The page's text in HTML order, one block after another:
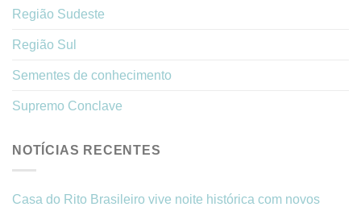
Região Sudeste
Região Sul
Sementes de conhecimento
Supremo Conclave
NOTÍCIAS RECENTES
Casa do Rito Brasileiro vive noite histórica com novos